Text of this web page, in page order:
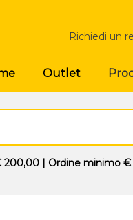
Richiedi un
Outlet
200,00| Ordine minimo €